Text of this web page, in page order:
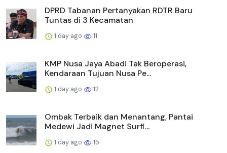
DPRD Tabanan Pertanyakan RDTR Baru
Tuntas di 3 Kecamatan
1 day ago 11
KMP Nusa Jaya Abadi Tak Beroperasi,
Kendaraan Tujuan Nusa Pe...
1 day ago 12
Ombak Terbaik dan Menantang, Pantai
Medewi Jadi Magnet Surfi...
1 day ago 15